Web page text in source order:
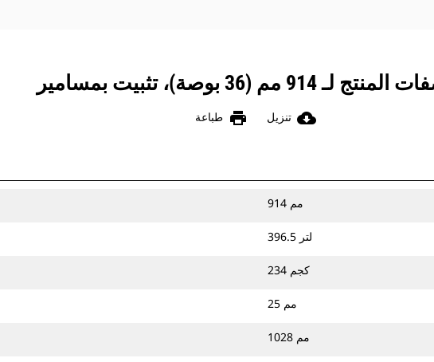
لـ 914 مم (36 بوصة)، تثبيت بمسامير
cloud_download تنزيل print طباعة
914 مم
396.5 لتر
234 كجم
25 مم
1028 مم